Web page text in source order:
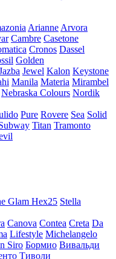
Arianne Arvora
Cambre Casetone
Cronos Dassel
Golden
Jewel Kalon Keystone
Manila Materia Mirambel
Nebraska Colours Nordik
Pure Rovere Sea Solid
Titan Tramonto
Glam Hex25 Stella
Canova Contea Creta Da
Lifestyle Michelangelo
Siro Бормио Вивальди
Тиволи